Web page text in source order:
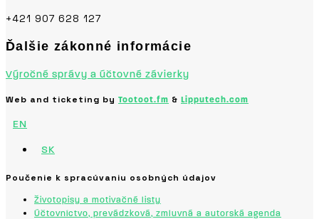
+421 907 628 127
Ďalšie zákonné informácie
Výročné správy a účtovné závierky
Web and ticketing by Tootoot.fm & Lipputech.com
EN
SK
Poučenie k spracúvaniu osobných údajov
Životopisy a motivačné listy
Účtovníctvo, prevádzková, zmluvná a autorská agenda